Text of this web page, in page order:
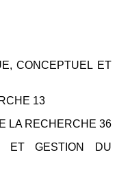
CONCEPTUEL ET
13
LA RECHERCHE 36
ET GESTION DU